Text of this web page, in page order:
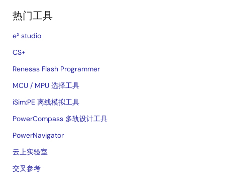
热门工具
e² studio
CS+
Renesas Flash Programmer
MCU / MPU 选择工具
iSim:PE 离线模拟工具
PowerCompass 多轨设计工具
PowerNavigator
云上实验室
交叉参考